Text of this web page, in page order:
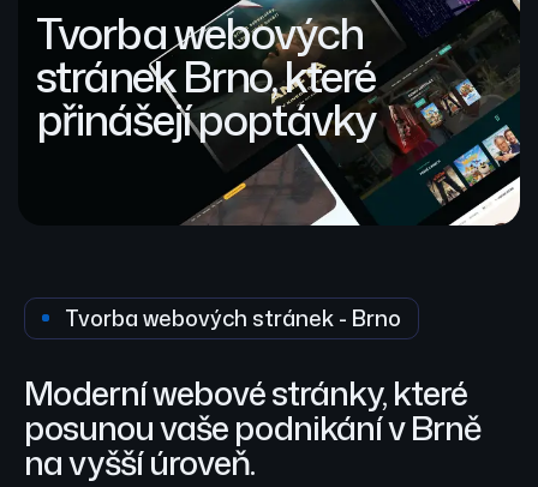
Tvorba webových
stránek Brno, které
přinášejí poptávky
Tvorba webových stránek - Brno
Moderní webové stránky, které
posunou vaše podnikání v Brně
na vyšší úroveň.